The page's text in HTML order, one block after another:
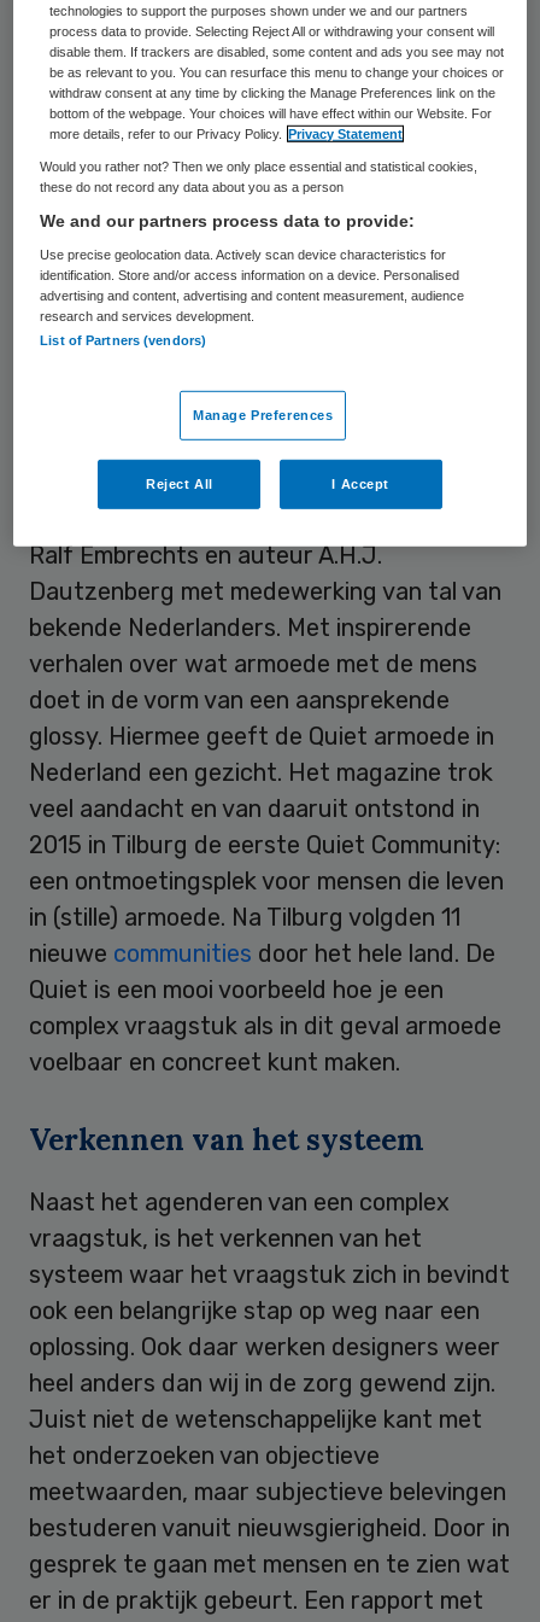
onderzoekende manier leiden door wat ze
tegenkomen. En laat dat bij complexe
vraagstukken nou veel beter werken! In
haar boek beschrijft ze talloze voorbeelden
hoe je kunt omgaan met complexe
vraagstukken vanuit de ogen van een
ontwerper.
Agenderen van het vraagstuk
. Een glossy met een knipoog naar de
Quote. Maar in tegenstelling tot de Quote
richt dit blad zich op (stille) armoede.
Opgericht in 2013 door sociaal ondernemer
Ralf Embrechts en auteur A.H.J.
Dautzenberg met medewerking van tal van
bekende Nederlanders. Met inspirerende
verhalen over wat armoede met de mens
doet in de vorm van een aansprekende
glossy. Hiermee geeft de Quiet armoede in
Nederland een gezicht. Het magazine trok
veel aandacht en van daaruit ontstond in
2015 in Tilburg de eerste Quiet Community:
een ontmoetingsplek voor mensen die leven
in (stille) armoede. Na Tilburg volgden 11
nieuwe communities door het hele land. De
Quiet is een mooi voorbeeld hoe je een
complex vraagstuk als in dit geval armoede
voelbaar en concreet kunt maken.
Verkennen van het systeem
Naast het agenderen van een complex
vraagstuk, is het verkennen van het
systeem waar het vraagstuk zich in bevindt
ook een belangrijke stap op weg naar een
oplossing. Ook daar werken designers weer
heel anders dan wij in de zorg gewend zijn.
Juist niet de wetenschappelijke kant met
het onderzoeken van objectieve
meetwaarden, maar subjectieve belevingen
bestuderen vanuit nieuwsgierigheid. Door in
gesprek te gaan met mensen en te zien wat
er in de praktijk gebeurt. Een rapport met
technologies to support the purposes shown under we and our partners
process data to provide. Selecting Reject All or withdrawing your consent will
disable them. If trackers are disabled, some content and ads you see may not
be as relevant to you. You can resurface this menu to change your choices or
withdraw consent at any time by clicking the Manage Preferences link on the
bottom of the webpage. Your choices will have effect within our Website. For
more details, refer to our Privacy Policy.
Privacy Statement
Would you rather not? Then we only place essential and statistical cookies,
these do not record any data about you as a person
We and our partners process data to provide:
Use precise geolocation data. Actively scan device characteristics for
identification. Store and/or access information on a device. Personalised
advertising and content, advertising and content measurement, audience
research and services development.
List of Partners (vendors)
Manage Preferences
Reject All I Accept